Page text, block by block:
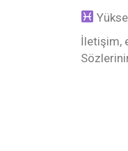
İletişim,